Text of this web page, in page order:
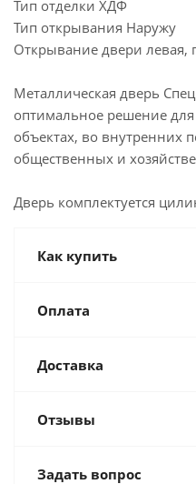
Тип отделки ХДФ
Тип открывания Наружу
Открывание двери левая,
Металлическая дверь
оптимальное решение
объектах, во внутренних
общественных и
Дверь комплектуется
Как купить
Оплата
Доставка
Отзывы
Задать вопрос